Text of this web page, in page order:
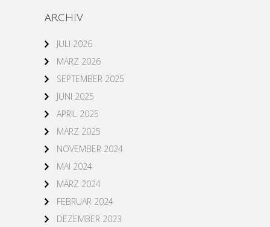
ARCHIV
JULI 2026
MÄRZ 2026
SEPTEMBER 2025
JUNI 2025
APRIL 2025
MÄRZ 2025
NOVEMBER 2024
MAI 2024
MÄRZ 2024
FEBRUAR 2024
DEZEMBER 2023